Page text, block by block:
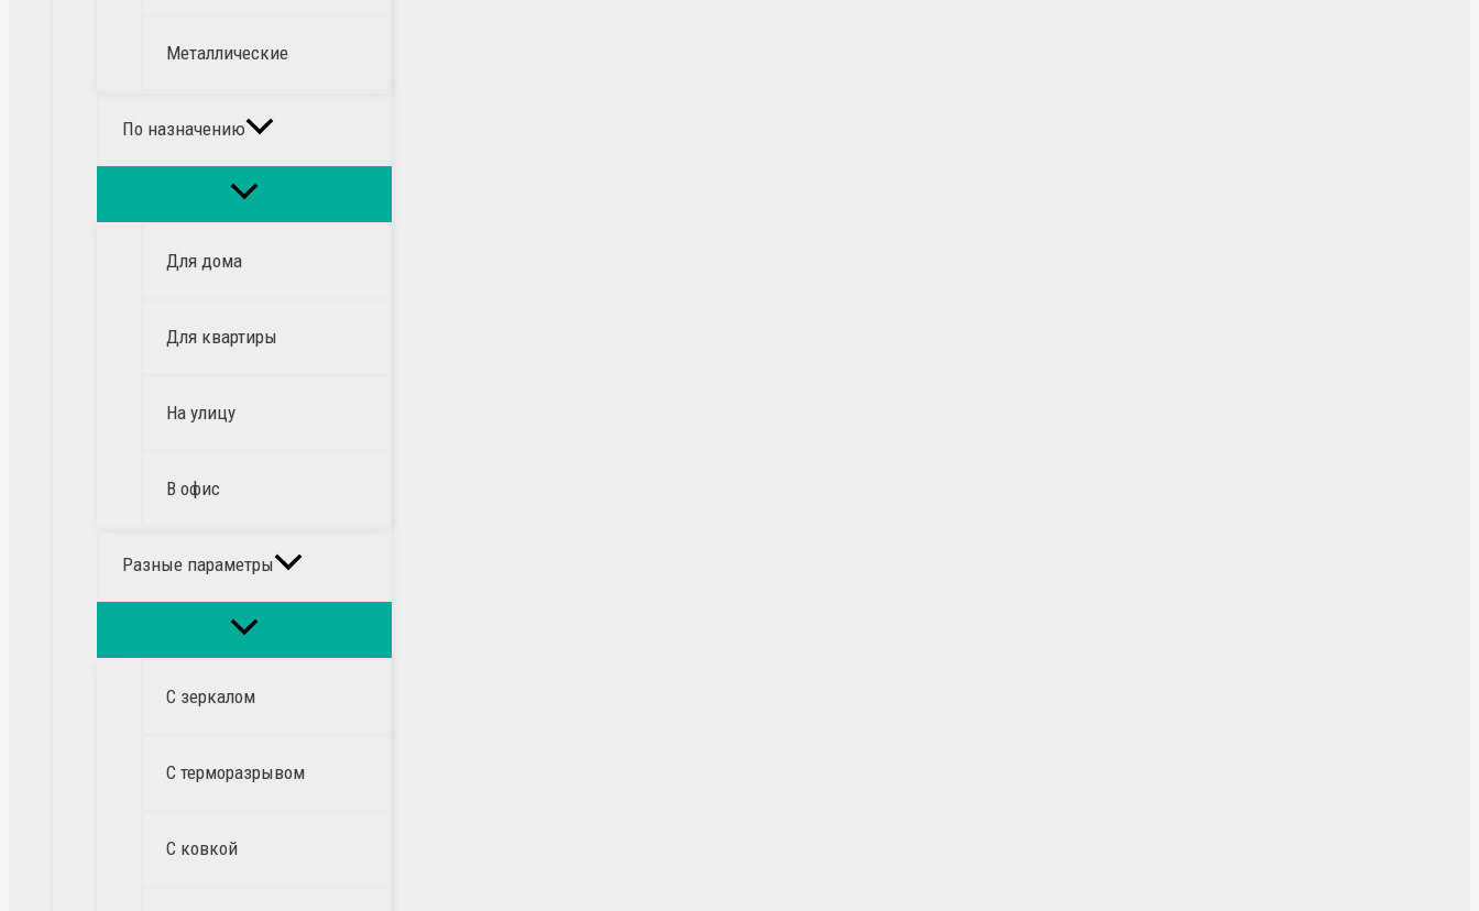
Металлические
По назначению
Для дома
Для квартиры
На улицу
В офис
Разные параметры
С зеркалом
С терморазрывом
С ковкой